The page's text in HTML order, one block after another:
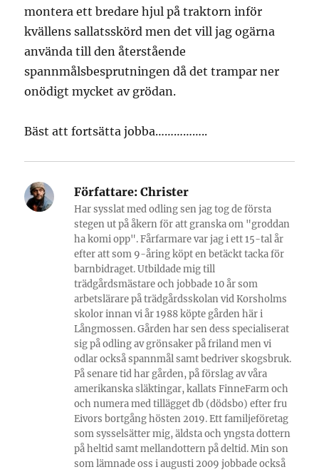
montera ett bredare hjul på traktorn inför
kvällens sallatsskörd men det vill jag ogärna
använda till den återstående
spannmålsbesprutningen då det trampar ner
onödigt mycket av grödan.
Bäst att fortsätta jobba……………..
Författare: Christer
Har sysslat med odling sen jag tog de första
stegen ut på åkern för att granska om "groddan
ha komi opp". Fårfarmare var jag i ett 15-tal år
efter att som 9-åring köpt en betäckt tacka för
barnbidraget. Utbildade mig till
trädgårdsmästare och jobbade 10 år som
arbetslärare på trädgårdsskolan vid Korsholms
skolor innan vi år 1988 köpte gården här i
Långmossen. Gården har sen dess specialiserat
sig på odling av grönsaker på friland men vi
odlar också spannmål samt bedriver skogsbruk.
På senare tid har gården, på förslag av våra
amerikanska släktingar, kallats FinneFarm och
och numera med tillägget db (dödsbo) efter fru
Eivors bortgång hösten 2019. Ett familjeföretag
som sysselsätter mig, äldsta och yngsta dottern
på heltid samt mellandottern på deltid. Min son
som lämnade oss i augusti 2009 jobbade också